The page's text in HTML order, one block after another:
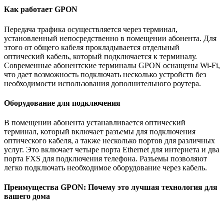
Как работает GPON
Передача трафика осуществляется через терминал,
установленный непосредственно в помещении абонента. Для
этого от общего кабеля прокладывается отдельный
оптический кабель, который подключается к терминалу.
Современные абонентские терминалы GPON оснащены Wi-Fi,
что дает возможность подключать несколько устройств без
необходимости использования дополнительного роутера.
Оборудование для подключения
В помещении абонента устанавливается оптический
терминал, который включает разъемы для подключения
оптического кабеля, а также несколько портов для различных
услуг. Это включает четыре порта Ethernet для интернета и два
порта FXS для подключения телефона. Разъемы позволяют
легко подключать необходимое оборудование через кабель.
Преимущества GPON: Почему это лучшая технология для
вашего дома